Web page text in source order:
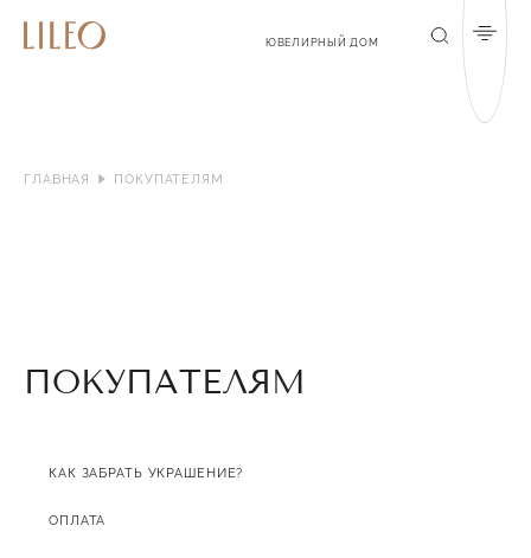
ЮВЕЛИРНЫЙ ДОМ Поиск
ГЛАВНАЯ ПОКУПАТЕЛЯМ
ПОКУПАТЕЛЯМ
КАК ЗАБРАТЬ УКРАШЕНИЕ?
ОПЛАТА